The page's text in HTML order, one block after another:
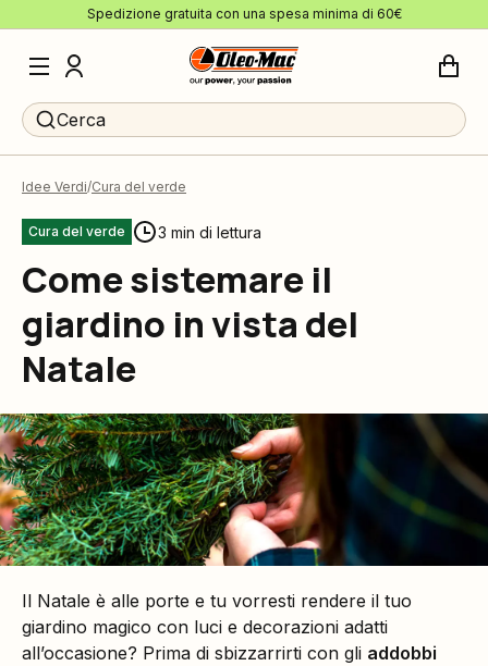
Spedizione gratuita con una spesa minima di 60€
Cerca
Idee Verdi Cura del verde
Cura del verde 3 min di lettura
Come sistemare il
giardino in vista del
Natale
Il Natale è alle porte e tu vorresti rendere il tuo
giardino magico con luci e decorazioni adatti
all’occasione? Prima di sbizzarrirti con gli addobbi